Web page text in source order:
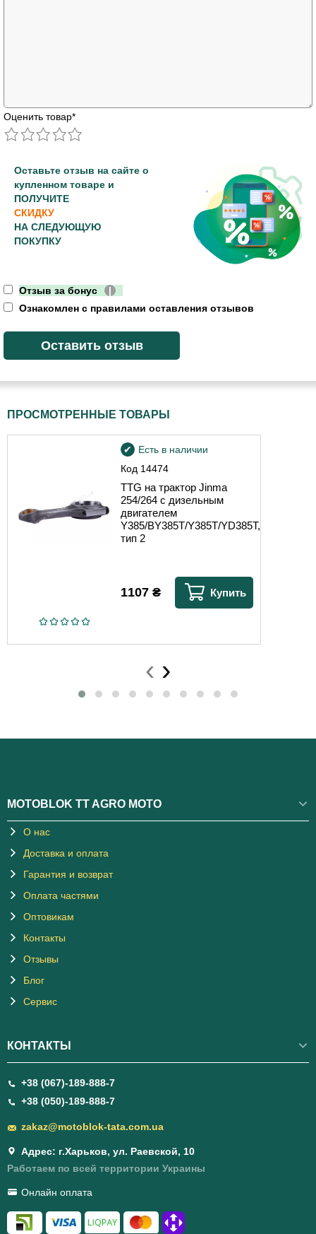
Оценить товар*
Оставьте отзыв на сайте о
купленном товаре и
ПОЛУЧИТЕ
СКИДКУ
НА СЛЕДУЮЩУЮ
ПОКУПКУ
Отзыв за бонус
|
Ознакомлен с правилами оставления отзывов
ПРОСМОТРЕННЫЕ ТОВАРЫ
Код 14474
Есть в наличии
TTG на трактор Jinma
254/264 с дизельным
двигателем
Y385/BY385T/Y385T/YD385T,
тип 2
1107 ₴ Купить
‹ ›
MOTOBLOK TT AGRO MOTO
О нас
Доставка и оплата
Гарантия и возврат
Оплата частями
Оптовикам
Контакты
Отзывы
Блог
Сервис
КОНТАКТЫ
+38 (067)-189-888-7
+38 (050)-189-888-7
zakaz@motoblok-tata.com.ua
Адрес: г.Харьков, ул. Раевской, 10
Работаем по всей территории Украины
Онлайн оплата